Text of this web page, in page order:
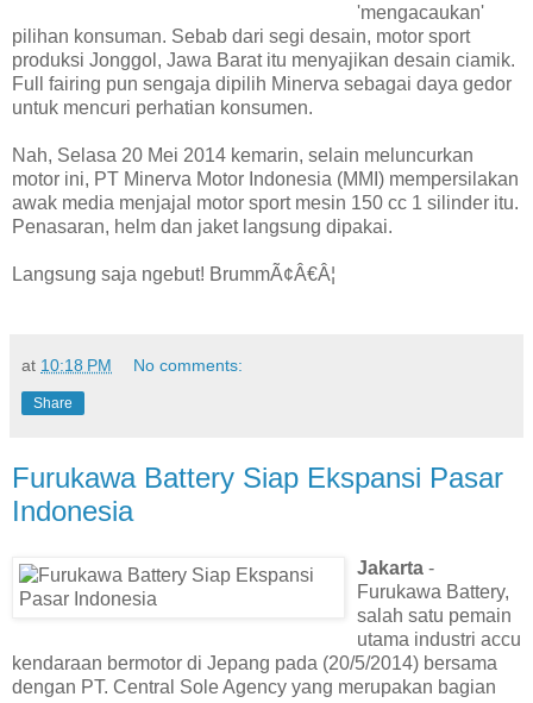
'mengacaukan'
pilihan konsuman. Sebab dari segi desain, motor sport
produksi Jonggol, Jawa Barat itu menyajikan desain ciamik.
Full fairing pun sengaja dipilih Minerva sebagai daya gedor
untuk mencuri perhatian konsumen.
Nah, Selasa 20 Mei 2014 kemarin, selain meluncurkan
motor ini, PT Minerva Motor Indonesia (MMI) mempersilakan
awak media menjajal motor sport mesin 150 cc 1 silinder itu.
Penasaran, helm dan jaket langsung dipakai.
Langsung saja ngebut! BrummÃ¢Â€Â¦
at 10:18 PM No comments:
Share
Furukawa Battery Siap Ekspansi Pasar
Indonesia
Jakarta -
Furukawa Battery,
salah satu pemain
utama industri accu
kendaraan bermotor di Jepang pada (20/5/2014) bersama
dengan PT. Central Sole Agency yang merupakan bagian